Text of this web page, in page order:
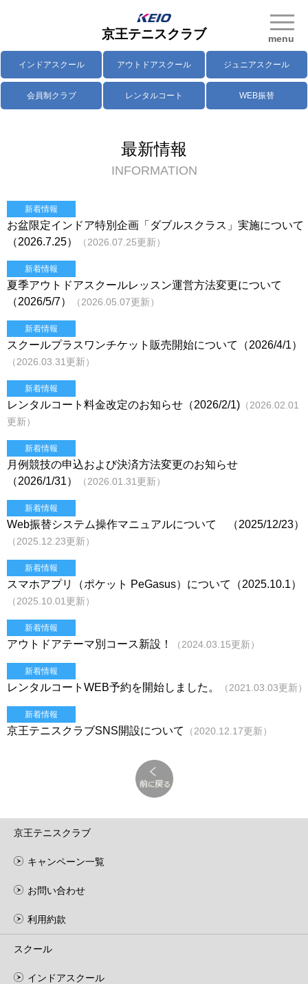
京王テニスクラブ menu
インドアスクール アウトドアスクール ジュニアスクール
会員制クラブ レンタルコート WEB振替
最新情報
INFORMATION
新着情報
お盆限定インドア特別企画「ダブルスクラス」実施について
（2026.7.25）
（2026.07.25更新）
新着情報
夏季アウトドアスクールレッスン運営方法変更について
（2026/5/7）
（2026.05.07更新）
新着情報
スクールプラスワンチケット販売開始について（2026/4/1）
（2026.03.31更新）
新着情報
レンタルコート料金改定のお知らせ（2026/2/1) （2026.02.01
更新）
新着情報
月例競技の申込および決済方法変更のお知らせ
（2026/1/31）
（2026.01.31更新）
新着情報
Web振替システム操作マニュアルについて （2025/12/23）
（2025.12.23更新）
新着情報
スマホアプリ（ポケット PeGasus）について（2025.10.1）
（2025.10.01更新）
新着情報
アウトドアテーマ別コース新設！ （2024.03.15更新）
新着情報
レンタルコートWEB予約を開始しました。 （2021.03.03更新）
新着情報
京王テニスクラブSNS開設について （2020.12.17更新）
京王テニスクラブ
キャンペーン一覧
お問い合わせ
利用約款
スクール
インドアスクール